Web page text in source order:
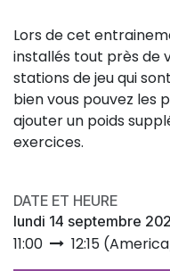
Lors de cet
installés tout près de
stations de jeu qui
bien vous pouvez les
ajouter un poids
exercices.
DATE ET HEURE
lundi 14 septembre
11:00 12:15 (